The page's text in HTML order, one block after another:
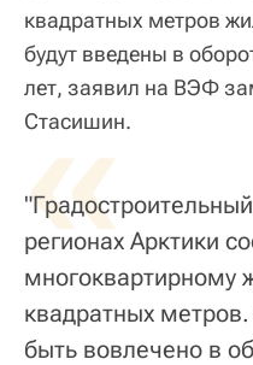
квадратных метров
будут введены в
лет, заявил на ВЭФ
Стасишин.
«
регионах Арктики
многоквартирному
квадратных
быть вовлечено в